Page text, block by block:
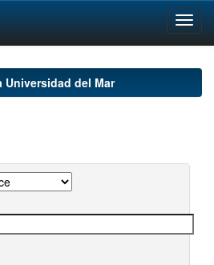
del Mar